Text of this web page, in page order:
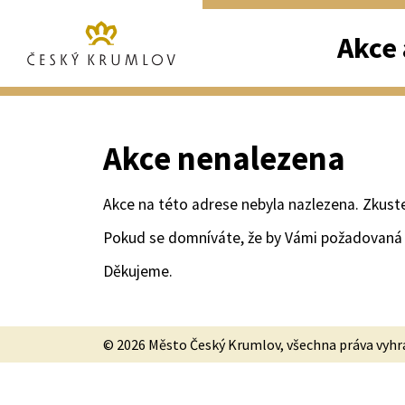
Akce nenalezena
Akce na této adrese nebyla nazlezena.
Pokud se domníváte, že by Vámi
Děkujeme.
© 2026 Město Český Krumlov, všechna práva